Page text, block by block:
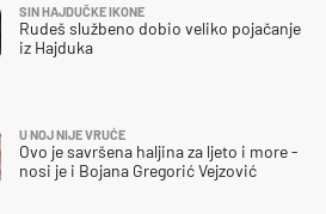
SIN HAJDUČKE IKONE
Rudeš službeno dobio veliko pojačanje
iz Hajduka
U NOJ NIJE VRUĆE
Ovo je savršena haljina za ljeto i more -
nosi je i Bojana Gregorić Vejzović